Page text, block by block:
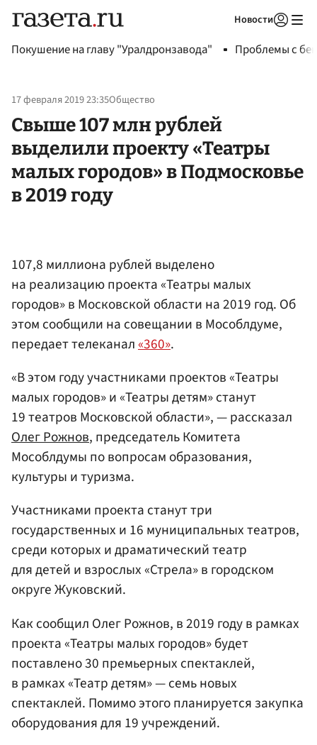
Новости
Покушение на главу "Уралдронзавода" Проблемы с
17 февраля 2019 23:35Общество
Свыше 107 млн рублей
выделили проекту «Театры
малых городов» в Подмосковье
в 2019 году
107,8 миллиона рублей выделено
на реализацию проекта «Театры малых
городов» в Московской области на 2019 год. Об
этом сообщили на совещании в Мособлдуме,
передает телеканал«360».
«В этом году участниками проектов «Театры
малых городов» и «Театры детям» станут
19 театров Московской области», — рассказал
Олег Рожнов, председатель Комитета
Мособлдумы по вопросам образования,
культуры и туризма.
Участниками проекта станут три
государственных и 16 муниципальных театров,
среди которых и драматический театр
для детей и взрослых «Стрела» в городском
округе Жуковский.
Как сообщил Олег Рожнов, в 2019 году в рамках
проекта «Театры малых городов» будет
поставлено 30 премьерных спектаклей,
в рамках «Театр детям» — семь новых
спектаклей. Помимо этого планируется закупка
оборудования для 19 учреждений.